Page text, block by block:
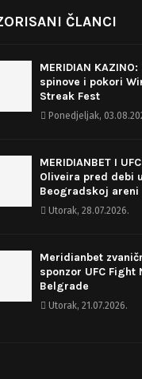
ČLANCI
MERIDIAN
spinove i pokori
Streak Fest
Ponedjeljak,
MERIDIANBET I
Oliveira pred debi u
Beogradskoj areni
Utorak, 28.07.2026.
Meridianbet
sponzor UFC Fight
Belgrade
Utorak, 21.07.2026.